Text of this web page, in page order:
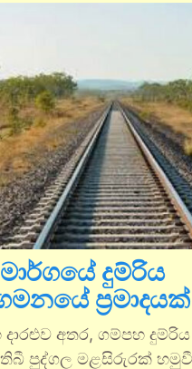
මාර්ගයේ දුම්රිය
ප්‍රමාදයක්
අතර, ගම්පහ
පුද්ගල මළසිරුරක්